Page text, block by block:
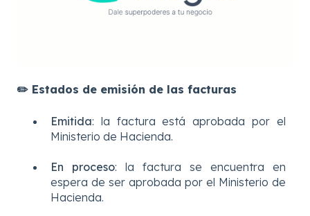
✏️ Estados de emisión de las facturas
Emitida: la factura está aprobada por el
Ministerio de Hacienda.
En proceso:
la factura se encuentra en
espera de ser aprobada por el Ministerio de
Hacienda.